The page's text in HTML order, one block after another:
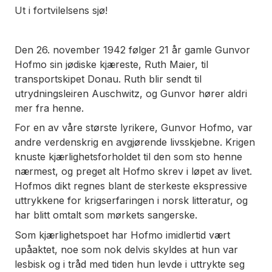
Ut i fortvilelsens sjø!
Den 26. november 1942 følger 21 år gamle Gunvor
Hofmo sin jødiske kjæreste, Ruth Maier, til
transportskipet Donau. Ruth blir sendt til
utrydningsleiren Auschwitz, og Gunvor hører aldri
mer fra henne.
For en av våre største lyrikere, Gunvor Hofmo, var
andre verdenskrig en avgjørende livsskjebne. Krigen
knuste kjærlighetsforholdet til den som sto henne
nærmest, og preget alt Hofmo skrev i løpet av livet.
Hofmos dikt regnes blant de sterkeste ekspressive
uttrykkene for krigserfaringen i norsk litteratur, og
har blitt omtalt som mørkets sangerske.
Som kjærlighetspoet har Hofmo imidlertid vært
upåaktet, noe som nok delvis skyldes at hun var
lesbisk og i tråd med tiden hun levde i uttrykte seg